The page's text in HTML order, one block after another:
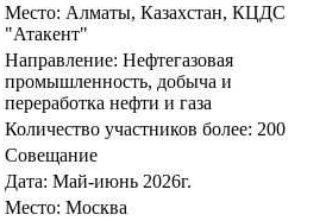
Место: Алматы, Казахстан, КЦДС
"Атакент"
Направление: Нефтегазовая
промышленность, добыча и
переработка нефти и газа
Количество участников более: 200
Совещание
Дата: Май-июнь 2026г.
Место: Москва